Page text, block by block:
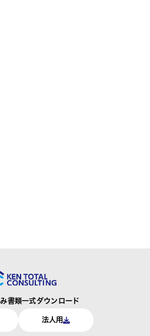
書類一式ダウンロード
法人用